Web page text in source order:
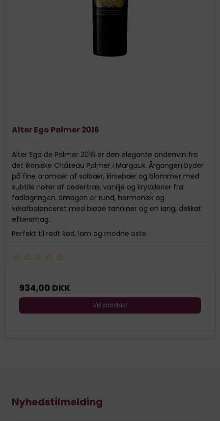
Alter Ego Palmer 2016
Alter Ego de Palmer 2016 er den elegante andenvin fra
det ikoniske Château Palmer i Margaux. Årgangen byder
på fine aromaer af solbær, kirsebær og blommer med
subtile noter af cedertræ, vanilje og krydderier fra
fadlagringen. Smagen er rund, harmonisk og
velafbalanceret med bløde tanniner og en lang, delikat
eftersmag.
Perfekt til rødt kød, lam og modne oste.
934,00 DKK
Vis produkt
Nyhedstilmelding